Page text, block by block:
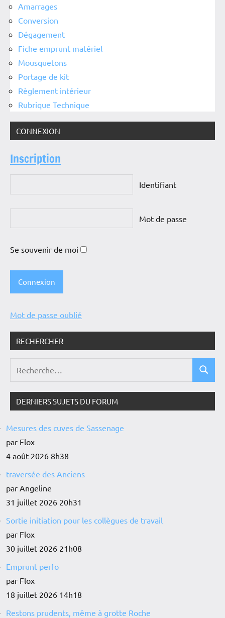
Amarrages
Conversion
Dégagement
Fiche emprunt matériel
Mousquetons
Portage de kit
Règlement intérieur
Rubrique Technique
CONNEXION
Inscription
Identifiant
Mot de passe
Se souvenir de moi
Mot de passe oublié
RECHERCHER
DERNIERS SUJETS DU FORUM
Mesures des cuves de Sassenage
par Flox
4 août 2026 8h38
traversée des Anciens
par Angeline
31 juillet 2026 20h31
Sortie initiation pour les collègues de travail
par Flox
30 juillet 2026 21h08
Emprunt perfo
par Flox
18 juillet 2026 14h18
Restons prudents, même à grotte Roche